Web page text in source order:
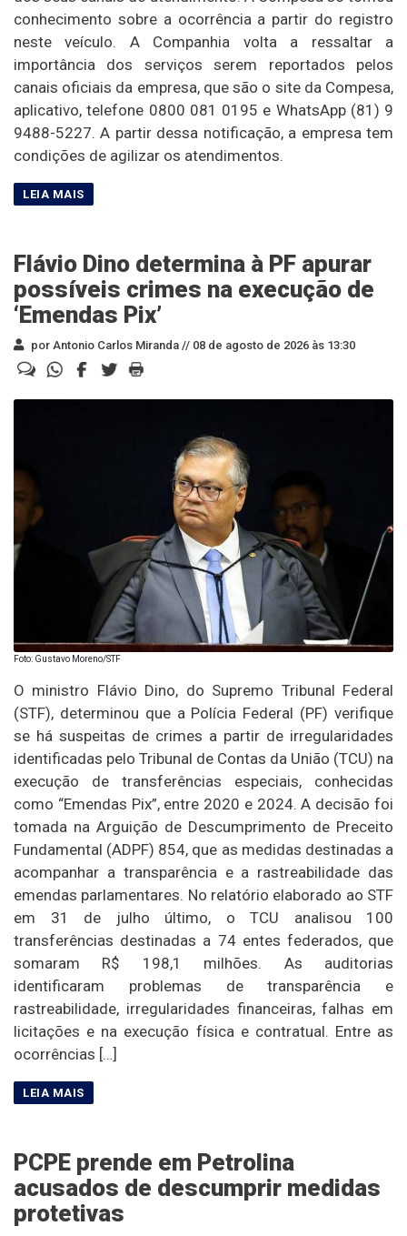
conhecimento sobre a ocorrência a partir do registro
neste veículo. A Companhia volta a ressaltar a
importância dos serviços serem reportados pelos
canais oficiais da empresa, que são o site da Compesa,
aplicativo, telefone 0800 081 0195 e WhatsApp (81) 9
9488-5227. A partir dessa notificação, a empresa tem
condições de agilizar os atendimentos.
Flávio Dino determina à PF apurar
possíveis crimes na execução de
‘Emendas Pix’
por Antonio Carlos Miranda // 08 de agosto de 2026 às 13:30
Foto: Gustavo Moreno/STF
O ministro Flávio Dino, do Supremo Tribunal Federal
(STF), determinou que a Polícia Federal (PF) verifique
se há suspeitas de crimes a partir de irregularidades
identificadas pelo Tribunal de Contas da União (TCU) na
execução de transferências especiais, conhecidas
como “Emendas Pix”, entre 2020 e 2024. A decisão foi
tomada na Arguição de Descumprimento de Preceito
Fundamental (ADPF) 854, que as medidas destinadas a
acompanhar a transparência e a rastreabilidade das
emendas parlamentares. No relatório elaborado ao STF
em 31 de julho último, o TCU analisou 100
transferências destinadas a 74 entes federados, que
somaram R$ 198,1 milhões. As auditorias
identificaram problemas de transparência e
rastreabilidade, irregularidades financeiras, falhas em
licitações e na execução física e contratual. Entre as
ocorrências […]
PCPE prende em Petrolina
acusados de descumprir medidas
protetivas